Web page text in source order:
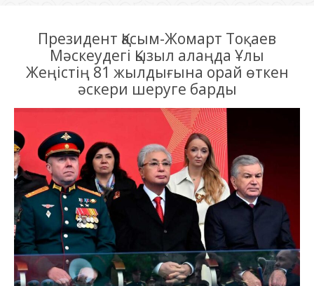
Президент Қасым-Жомарт Тоқаев
Мәскеудегі Қызыл алаңда Ұлы
Жеңістің 81 жылдығына орай өткен
әскери шеруге барды